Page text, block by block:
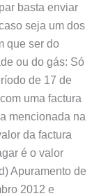
basta enviar
seja um dos
que ser do
ou do gás: Só
de 17 de
uma factura
mencionada na
da factura
é o valor
Apuramento de
2012 e